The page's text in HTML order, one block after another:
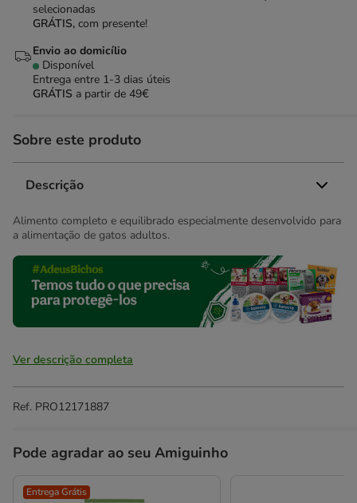
selecionadas
GRÁTIS, com presente!
Envio ao domicílio
Disponível
Entrega entre 1-3 dias úteis
GRÁTIS a partir de 49€
Sobre este produto
Descrição
Alimento completo e equilibrado especialmente desenvolvido para
a alimentação de gatos adultos.
Ver descrição completa
Ref. PRO12171887
Pode agradar ao seu Amiguinho
Entrega Grátis